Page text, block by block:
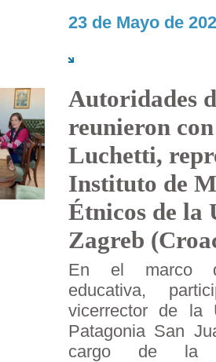
23 de Mayo de
Autoridades
reunieron
Luchetti,
Instituto de
Étnicos de la
Zagreb
En el marco
educativa,
vicerrector de la
Patagonia San
cargo de la